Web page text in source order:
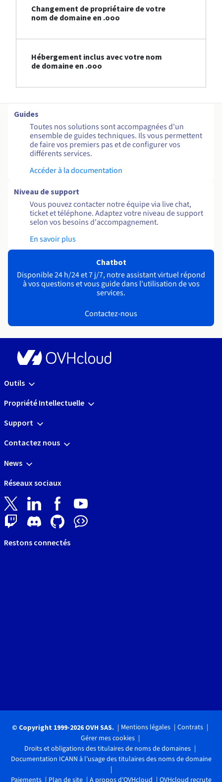
Changement de propriétaire de votre
nom de domaine en .ooo
Hébergement inclus avec votre nom
de domaine en .ooo
Guides
Toutes nos solutions sont accompagnées d'un
ensemble de guides techniques. Ils vous permettent
de faire vos premiers pas et de configurer vos
différents services.
Accéder à la documentation
Niveau de support
Vous pouvez contacter notre équipe via live chat,
ticket et téléphone. Adaptez votre niveau de support
selon vos besoins d'accompagnement.
En savoir plus
Chatbot
Disponible 24 h/24 et 7 j/7, notre assistant virtuel répond
à vos questions et vous guide dans l'utilisation de vos
services.
Contactez-nous
Outils
Propriété Intellectuelle
Support
Contactez nous
News
Réseaux sociaux
Restons connectés
© Copyright 1999-2026 OVH SAS. Mentions légales
Contrats
Gérer mes cookies
Droits et obligations des titulaires de noms de domaines
Documentation ICANN à l'usage des titulaires des noms de domaine
Paiements Plan de site A propos d'OVHcloud OVHcloud recrute